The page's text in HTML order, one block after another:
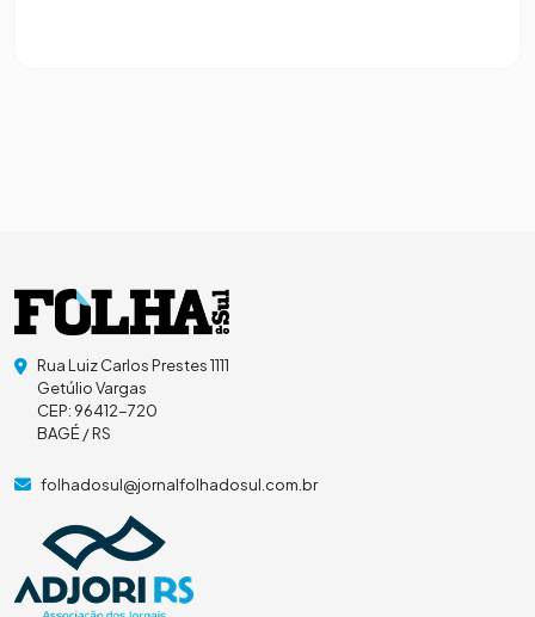
Rua Luiz Carlos Prestes 1111
Getúlio Vargas
CEP: 96412-720
BAGÉ / RS
folhadosul@jornalfolhadosul.com.br